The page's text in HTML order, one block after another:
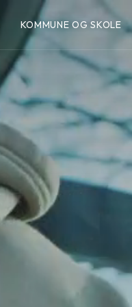
KOMMUNE OG SKOLE